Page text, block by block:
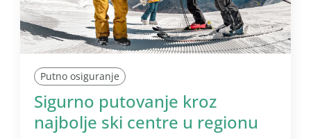
Putno osiguranje
Sigurno putovanje kroz
najbolje ski centre u regionu